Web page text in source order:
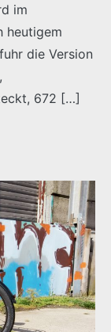
im
heutigem
die Version
672 […]